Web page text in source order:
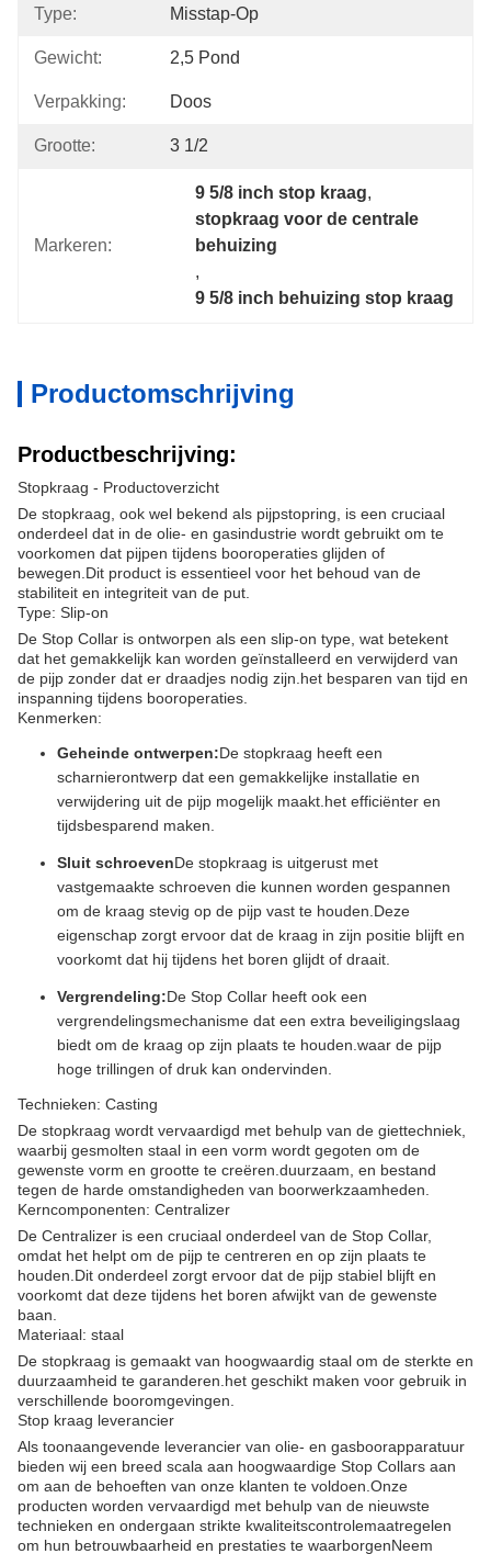
Type: Misstap-Op
Gewicht: 2,5 Pond
Verpakking: Doos
Grootte: 3 1/2
Markeren:
9 5/8 inch stop kraag,
stopkraag voor de centrale
behuizing
,
9 5/8 inch behuizing stop kraag
Productomschrijving
Productbeschrijving:
Stopkraag - Productoverzicht
De stopkraag, ook wel bekend als pijpstopring, is een cruciaal
onderdeel dat in de olie- en gasindustrie wordt gebruikt om te
voorkomen dat pijpen tijdens booroperaties glijden of
bewegen.Dit product is essentieel voor het behoud van de
stabiliteit en integriteit van de put.
Type: Slip-on
De Stop Collar is ontworpen als een slip-on type, wat betekent
dat het gemakkelijk kan worden geïnstalleerd en verwijderd van
de pijp zonder dat er draadjes nodig zijn.het besparen van tijd en
inspanning tijdens booroperaties.
Kenmerken:
Geheinde ontwerpen:De stopkraag heeft een
scharnierontwerp dat een gemakkelijke installatie en
verwijdering uit de pijp mogelijk maakt.het efficiënter en
tijdsbesparend maken.
Sluit schroevenDe stopkraag is uitgerust met
vastgemaakte schroeven die kunnen worden gespannen
om de kraag stevig op de pijp vast te houden.Deze
eigenschap zorgt ervoor dat de kraag in zijn positie blijft en
voorkomt dat hij tijdens het boren glijdt of draait.
Vergrendeling:De Stop Collar heeft ook een
vergrendelingsmechanisme dat een extra beveiligingslaag
biedt om de kraag op zijn plaats te houden.waar de pijp
hoge trillingen of druk kan ondervinden.
Technieken: Casting
De stopkraag wordt vervaardigd met behulp van de giettechniek,
waarbij gesmolten staal in een vorm wordt gegoten om de
gewenste vorm en grootte te creëren.duurzaam, en bestand
tegen de harde omstandigheden van boorwerkzaamheden.
Kerncomponenten: Centralizer
De Centralizer is een cruciaal onderdeel van de Stop Collar,
omdat het helpt om de pijp te centreren en op zijn plaats te
houden.Dit onderdeel zorgt ervoor dat de pijp stabiel blijft en
voorkomt dat deze tijdens het boren afwijkt van de gewenste
baan.
Materiaal: staal
De stopkraag is gemaakt van hoogwaardig staal om de sterkte en
duurzaamheid te garanderen.het geschikt maken voor gebruik in
verschillende booromgevingen.
Stop kraag leverancier
Als toonaangevende leverancier van olie- en gasboorapparatuur
bieden wij een breed scala aan hoogwaardige Stop Collars aan
om aan de behoeften van onze klanten te voldoen.Onze
producten worden vervaardigd met behulp van de nieuwste
technieken en ondergaan strikte kwaliteitscontrolemaatregelen
om hun betrouwbaarheid en prestaties te waarborgenNeem